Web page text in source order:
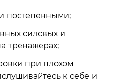
постепенными;
силовых и
тренажерах;
при плохом
к себе и